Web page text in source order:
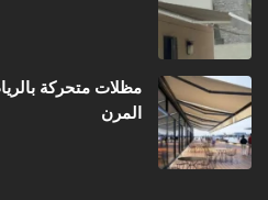
مظلات متحركة
المرن